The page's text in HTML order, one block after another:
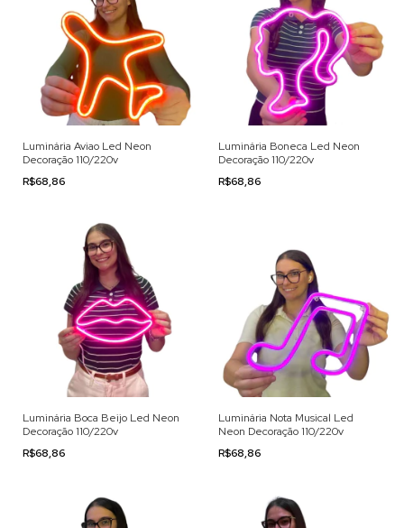
Luminária Aviao Led Neon
Decoração 110/220v
R$68,86
Luminária Boneca Led Neon
Decoração 110/220v
R$68,86
Luminária Boca Beijo Led Neon
Decoração 110/220v
R$68,86
Luminária Nota Musical Led
Neon Decoração 110/220v
R$68,86